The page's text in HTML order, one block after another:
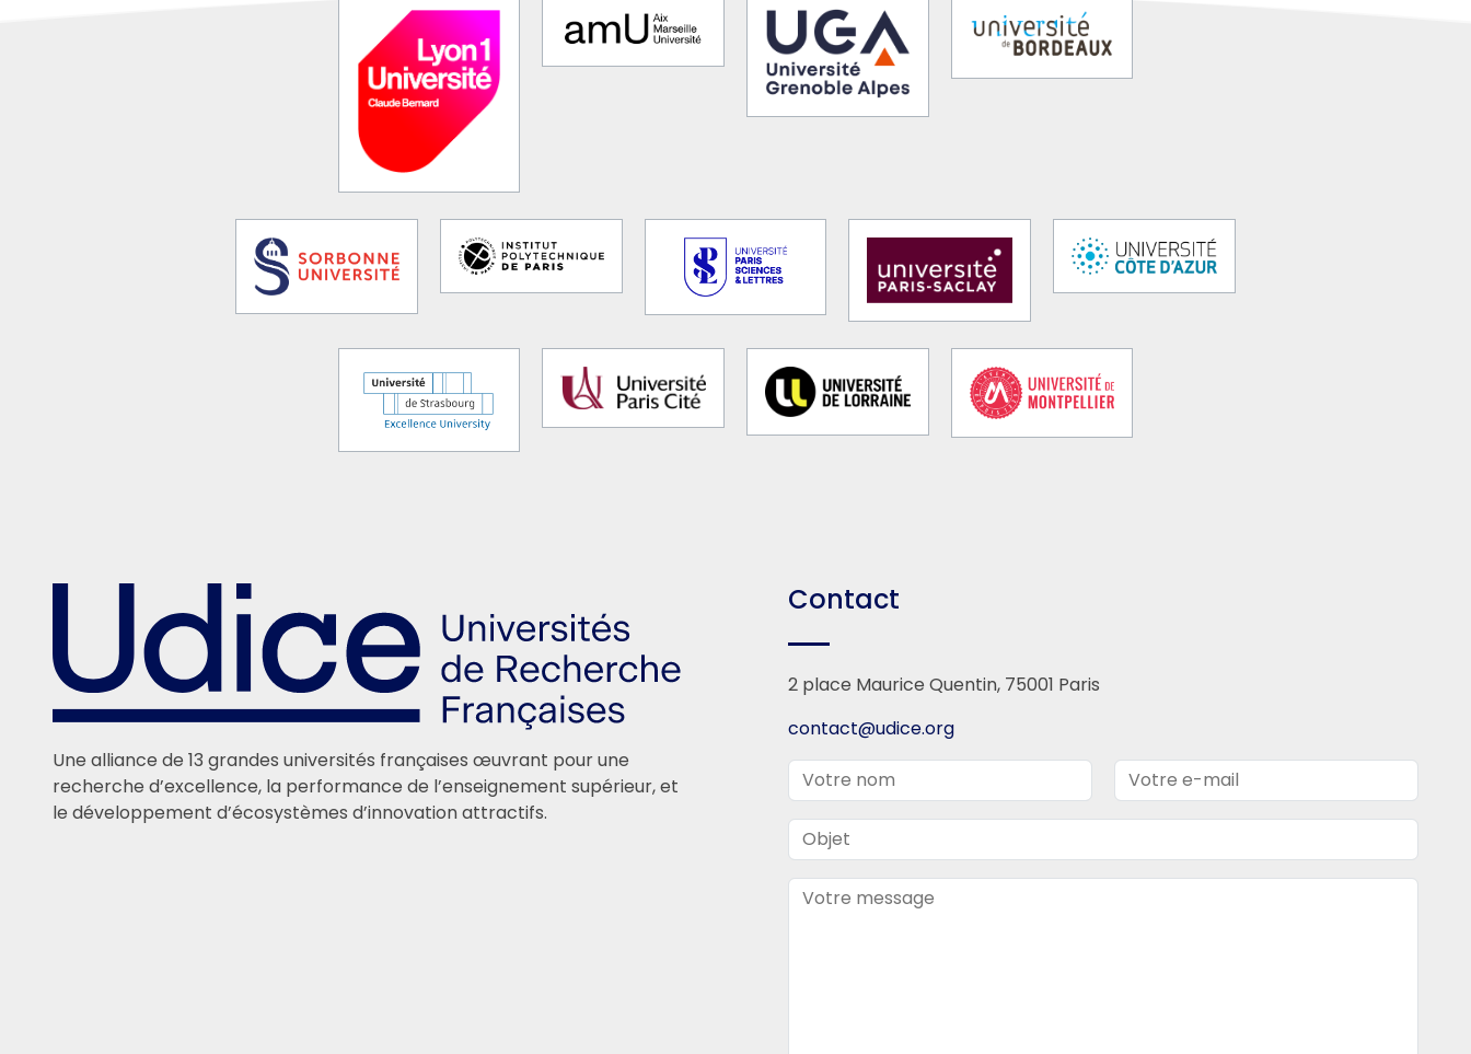
Une alliance de 13 grandes universités françaises œuvrant pour une
recherche d’excellence, la performance de l’enseignement supérieur, et
le développement d’écosystèmes d’innovation attractifs.
Contact
2 place Maurice Quentin, 75001 Paris
contact@udice.org